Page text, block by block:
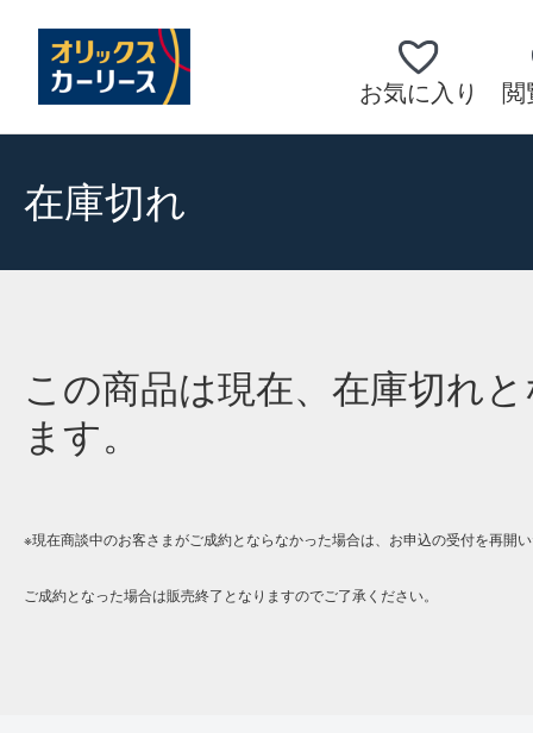
お気に入り 閲
在庫切れ
この商品は現在、在庫切れ
ます。
※現在商談中のお客さまがご成約とならなかった場合は、お申込の受付を再開
ご成約となった場合は販売終了となりますのでご了承ください。